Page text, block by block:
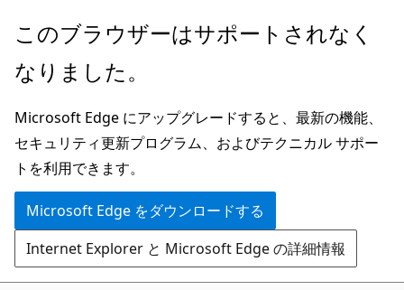
メ
ン
ン
テ
ン
ツ
に
ス
キ
このブラウザーはサポートされなく
なりました。
Microsoft Edge にアップグレードすると、最新の機能、
セキュリティ更新プログラム、およびテクニカル サポー
トを利用できます。
Microsoft Edge をダウンロードする
Internet Explorer と Microsoft Edge の詳細情報